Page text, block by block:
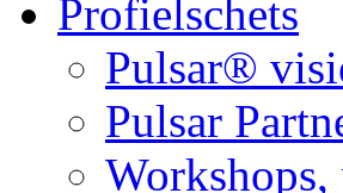
Profielschets
Pulsar®
Pulsar